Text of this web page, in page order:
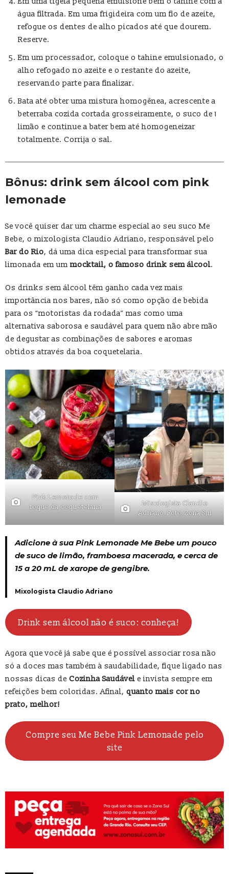
água filtrada. Em uma frigideira com um fio de azeite,
refogue os dentes de alho picados até que dourem.
Reserve.
Em um processador, coloque o tahine emulsionado, o
alho refogado no azeite e o restante do azeite,
reservando parte para finalizar.
Bata até obter uma mistura homogênea, acrescente a
beterraba cozida cortada grosseiramente, o suco de 1
limão e continue a bater bem até homogeneizar
totalmente. Corrija o sal.
Bônus: drink sem álcool com pink
lemonade
Se você quiser dar um charme especial ao seu suco Me
Bebe, o mixologista Claudio Adriano, responsável pelo
Bar do Rio, dá uma dica especial para transformar sua
limonada em um mocktail, o famoso drink sem álcool.
Os drinks sem álcool têm ganho cada vez mais
importância nos bares, não só como opção de bebida
para os “motoristas da rodada” mas como uma
alternativa saborosa e saudável para quem não abre mão
de degustar as combinações de sabores e aromas
obtidos através da boa coquetelaria.
Pink Lemonade com
toque da coquetelaria
Mixologista Claudio
Adriano. Foto: Zona Sul
Adicione à sua Pink Lemonade Me Bebe um pouco
de suco de limão, framboesa macerada, e cerca de
15 a 20 mL de xarope de gengibre.
Mixologista Claudio Adriano
Drink sem álcool não é suco: conheça!
Agora que você já sabe que é possível associar rosa não
só a doces mas também à saudabilidade, fique ligado nas
nossas dicas de Cozinha Saudável e invista sempre em
refeições bem coloridas. Afinal, quanto mais cor no
prato, melhor!
Compre seu Me Bebe Pink Lemonade pelo
site